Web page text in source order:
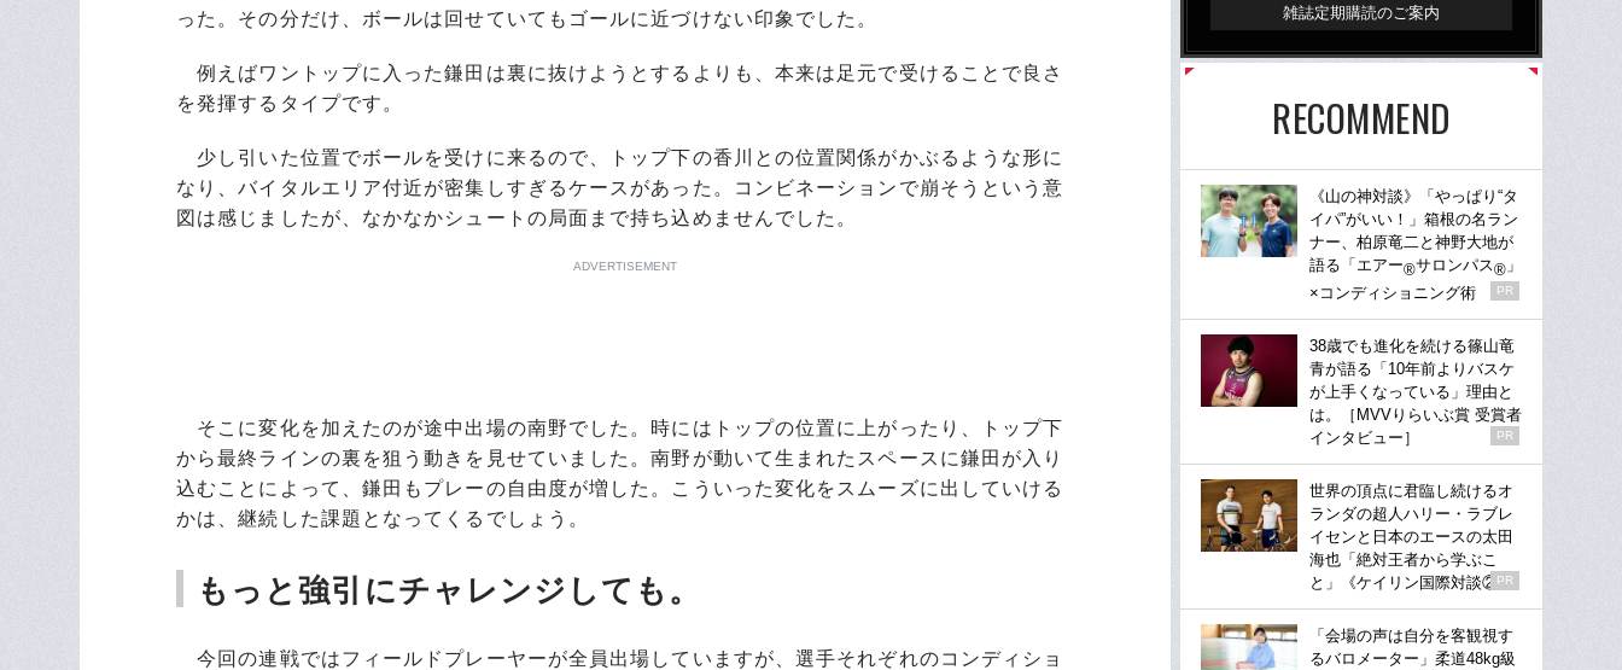
った。その分だけ、ボールは回せていてもゴールに近づけない印象でした。
例えばワントップに入った鎌田は裏に抜けようとするよりも、本来は足元で受けることで良さ
を発揮するタイプです。
少し引いた位置でボールを受けに来るので、トップ下の香川との位置関係がかぶるような形に
なり、バイタルエリア付近が密集しすぎるケースがあった。コンビネーションで崩そうという意
図は感じましたが、なかなかシュートの局面まで持ち込めませんでした。
ADVERTISEMENT
そこに変化を加えたのが途中出場の南野でした。時にはトップの位置に上がったり、トップ下
から最終ラインの裏を狙う動きを見せていました。南野が動いて生まれたスペースに鎌田が入り
込むことによって、鎌田もプレーの自由度が増した。こういった変化をスムーズに出していける
かは、継続した課題となってくるでしょう。
もっと強引にチャレンジしても。
今回の連戦ではフィールドプレーヤーが全員出場していますが、選手それぞれのコンディショ
雑誌定期購読のご案内
RECOMMEND
《山の神対談》「やっぱり“タ
イパ”がいい！」箱根の名ラン
ナー、柏原竜二と神野大地が
語る「エアー®サロンパス® 」
×コンディショニング術
PR
38歳でも進化を続ける篠山竜
青が語る「10年前よりバスケ
が上手くなっている」理由と
は。［MVVりらいぶ賞 受賞者
インタビュー］
PR
世界の頂点に君臨し続けるオ
ランダの超人ハリー・ラブレ
イセンと日本のエースの太田
海也「絶対王者から学ぶこ
と」《ケイリン国際対談②》
PR
「会場の声は自分を客観視す
るバロメーター」柔道48kg級